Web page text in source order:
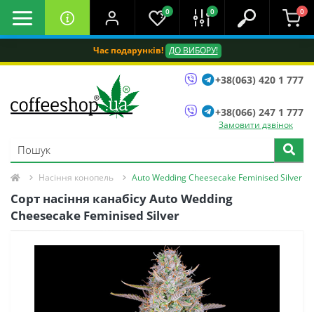
Час подарунків! ДО ВИБОРУ!
0 0 0
+38(063) 420 1 777
+38(066) 247 1 777
Замовити дзвінок
Насіння конопель Auto Wedding Cheesecake Feminised Silver
Сорт насіння канабісу Auto Wedding
Cheesecake Feminised Silver